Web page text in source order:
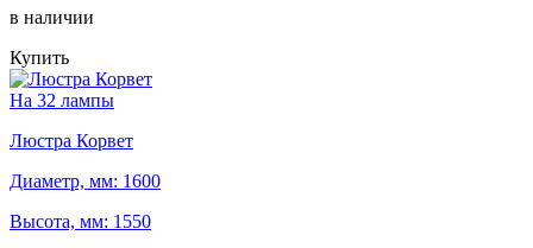
в наличии
Купить
На 32 лампы
Люстра Корвет
Диаметр, мм: 1600
Высота, мм: 1550